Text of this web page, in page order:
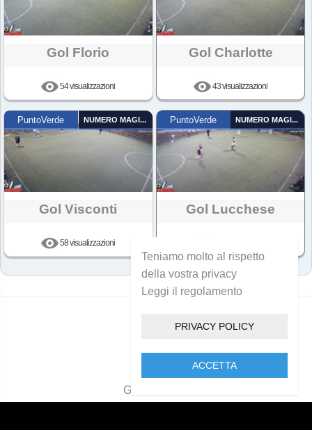
Gol Florio
54 visualizzazioni
Gol Charlotte
43 visualizzazioni
PuntoVerde NUMERO MAGICO
Gol Visconti
58 visualizzazioni
PuntoVerde NUMERO MAGICO
Gol Lucchese
Teniamo molto al rispetto
della vostra privacy
Leggi il regolamento
PRIVACY POLICY
ACCETTA
Golcam 2021